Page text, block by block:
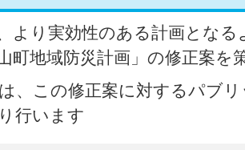
より実効性のある計画とな
町地域防災計画」の修正案を
、この修正案に対するパブ
行います